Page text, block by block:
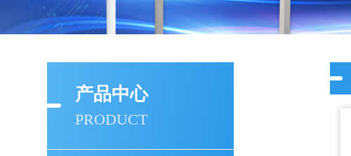
产品中心
PRODUCT